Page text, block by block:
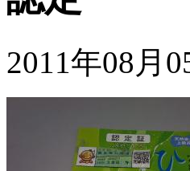
2011年08月